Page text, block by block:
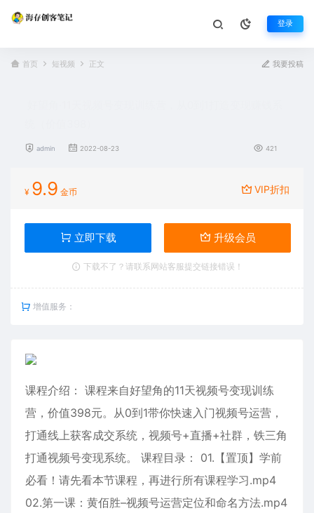
登录
首页 短视频 正文 我要投稿
admin 2022-08-23 421
¥ 9.9 金币 VIP折扣
立即下载 升级会员
下载不了？请联系网站客服提交链接错误！
增值服务：
课程介绍： 课程来自好望角的11天视频号变现训练
营，价值398元。从0到1带你快速入门视频号运营，
打通线上获客成交系统，视频号+直播+社群，铁三角
打通视频号变现系统。 课程目录： 01.【置顶】学前
必看！请先看本节课程，再进行所有课程学习.mp4
02.第一课：黄佰胜–视频号运营定位和命名方法.mp4